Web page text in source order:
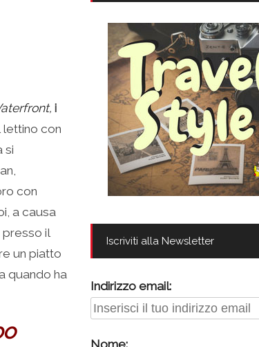
i
lettino con
si
con
a causa
il
un piatto
quando ha
Iscriviti alla Newsletter
Indirizzo email: